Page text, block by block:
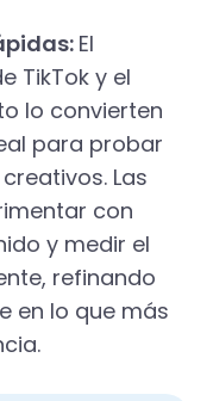
El
TikTok y el
lo convierten
para probar
Las
con
y medir el
refinando
en lo que más